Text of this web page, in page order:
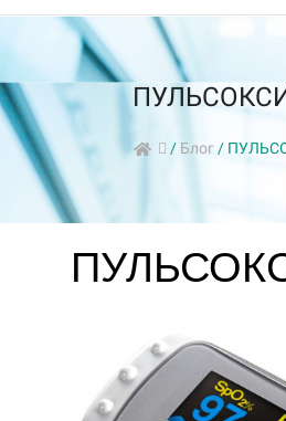
/ Блог /